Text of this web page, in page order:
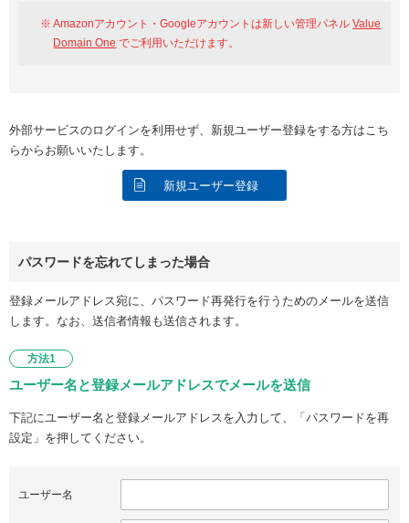
Amazonアカウント・Googleアカウントは新しい管理パネルValue
Domain One でご利用いただけます。
外部サービスのログインを利用せず、新規ユーザー登録をする方はこち
らからお願いいたします。
新規ユーザー登録
パスワードを忘れてしまった場合
登録メールアドレス宛に、パスワード再発行を行うためのメールを送信
します。なお、送信者情報も送信されます。
方法1
ユーザー名と登録メールアドレスでメールを送信
下記にユーザー名と登録メールアドレスを入力して、「パスワードを再
設定」を押してください。
ユーザー名